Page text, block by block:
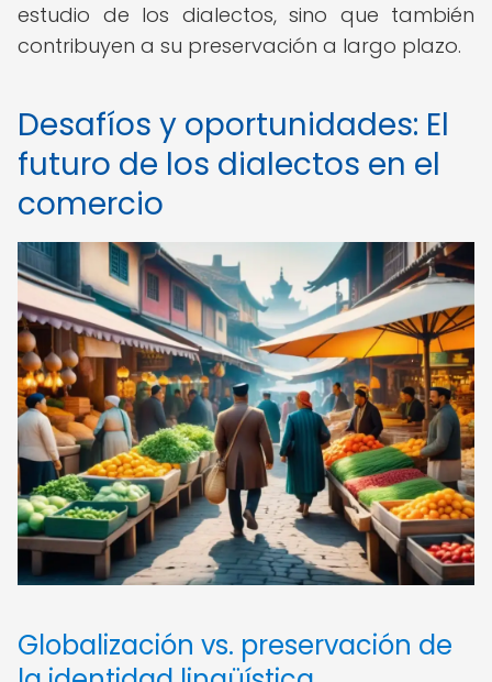
estudio de los dialectos, sino que también
contribuyen a su preservación a largo plazo.
Desafíos y oportunidades: El
futuro de los dialectos en el
comercio
Globalización vs. preservación de